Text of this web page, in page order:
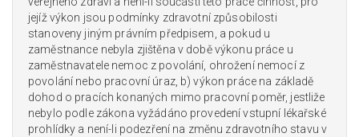
jejíž výkon jsou podmínky zdravotní způsobilosti
stanoveny jiným právním předpisem, a pokud u
zaměstnance nebyla zjištěna v době výkonu práce u
zaměstnavatele nemoc z povolání, ohrožení nemocí z
povolání nebo pracovní úraz, b) výkon práce na základě
dohod o pracích konaných mimo pracovní poměr, jestliže
nebylo podle zákona vyžádáno provedení vstupní lékařské
prohlídky a není-li podezření na změnu zdravotního stavu v